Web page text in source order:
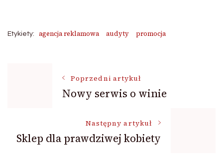
Etykiety: agencja reklamowa audyty promocja
NawigacjaPoprzedni artykuł
Nowy serwis o winie
Następny artykuł
Sklep dla prawdziwej kobiety